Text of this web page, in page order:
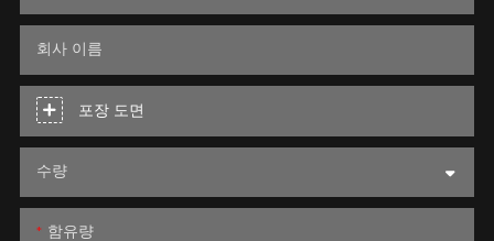
회사 이름
포장 도면
수량
함유량